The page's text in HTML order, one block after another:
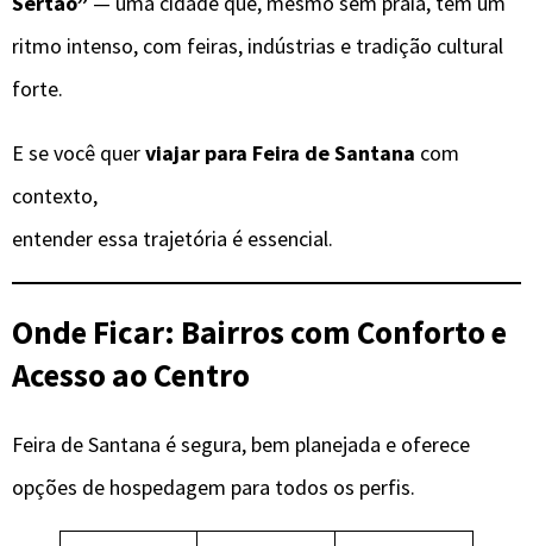
ritmo intenso, com feiras, indústrias e tradição cultural
forte.
E se você querviajar para Feira de Santana com
contexto,
entender essa trajetória é essencial.
Onde Ficar: Bairros com Conforto e
Acesso ao Centro
Feira de Santana é segura, bem planejada e oferece
opções de hospedagem para todos os perfis.